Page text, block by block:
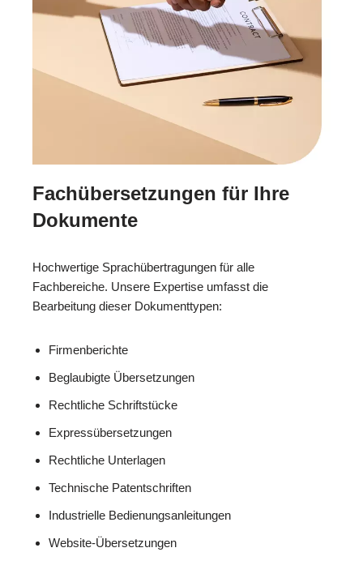
Fachübersetzungen für Ihre
Dokumente
Hochwertige Sprachübertragungen für alle
Fachbereiche. Unsere Expertise umfasst die
Bearbeitung dieser Dokumenttypen:
Firmenberichte
Beglaubigte Übersetzungen
Rechtliche Schriftstücke
Expressübersetzungen
Rechtliche Unterlagen
Technische Patentschriften
Industrielle Bedienungsanleitungen
Website-Übersetzungen